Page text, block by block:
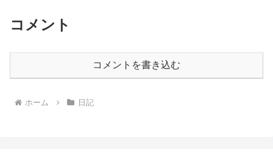
コメント
コメントを書き込む
ホーム 日記